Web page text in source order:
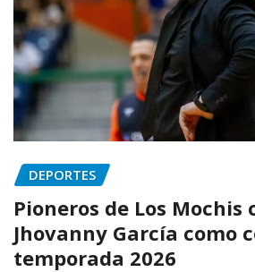
DEPORTES
Pioneros de Los Mochis
Jhovanny García como
temporada 2026